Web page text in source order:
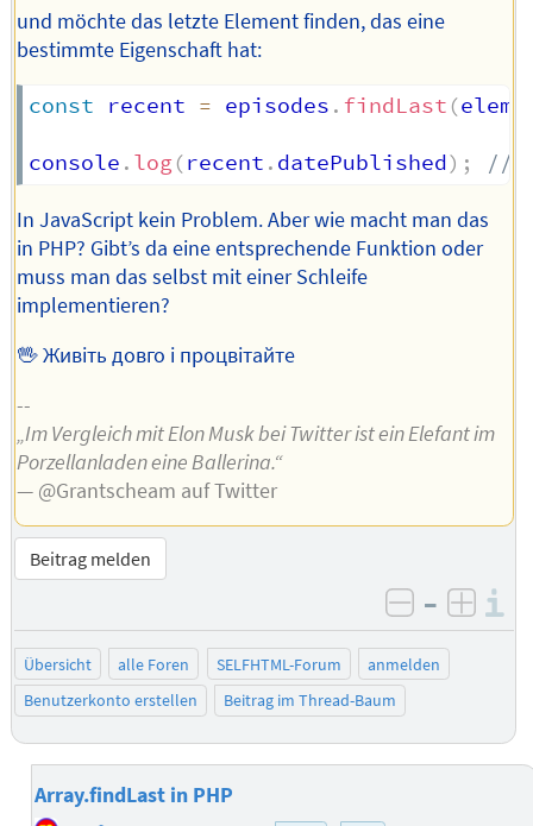
und möchte das letzte Element finden, das eine
bestimmte Eigenschaft hat:
const recent = episodes . findLast (
console . log(recent . datePublished) ; //
In JavaScript kein Problem. Aber wie macht man das
in PHP? Gibt’s da eine entsprechende Funktion oder
muss man das selbst mit einer Schleife
implementieren?
🖖 Живіть довго і процвітайте
--
„Im Vergleich mit Elon Musk bei Twitter ist ein Elefant im
Porzellanladen eine Ballerina.“
— @Grantscheam auf Twitter
Beitrag melden
negativ
–
Übersicht alle Foren SELFHTML-Forum
anmelden
Benutzerkonto erstellen
Beitrag im Thread-Baum
Array.findLast in PHP